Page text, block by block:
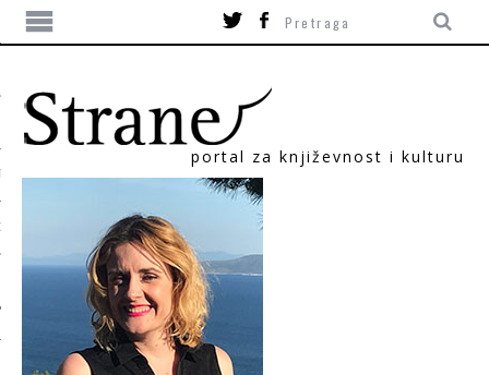
portal za književnost i kulturu